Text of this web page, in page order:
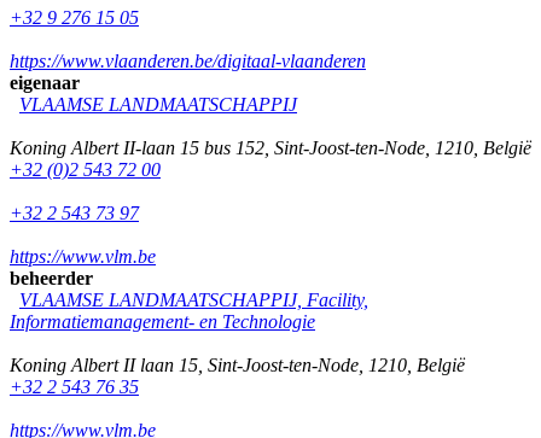
+32 9 276 15 05
https://www.vlaanderen.be/digitaal-vlaanderen
eigenaar
VLAAMSE LANDMAATSCHAPPIJ
Koning Albert II-laan 15 bus 152 Sint-Joost-ten-Node 1210 België
+32 (0)2 543 72 00
+32 2 543 73 97
https://www.vlm.be
beheerder
VLAAMSE LANDMAATSCHAPPIJ, Facility,
Informatiemanagement- en Technologie
Koning Albert II laan 15 Sint-Joost-ten-Node 1210 België
+32 2 543 76 35
https://www.vlm.be